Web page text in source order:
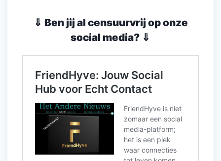
⇓ Ben jij al censuurvrij op onze
social media? ⇓